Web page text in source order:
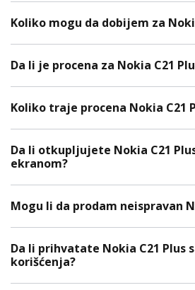
Koliko mogu da dobijem za
Da li je procena za Nokia C21
Koliko traje procena Nokia C21
Da li otkupljujete Nokia C21
ekranom?
Mogu li da prodam neispravan
Da li prihvatate Nokia C21 Plus
korišćenja?